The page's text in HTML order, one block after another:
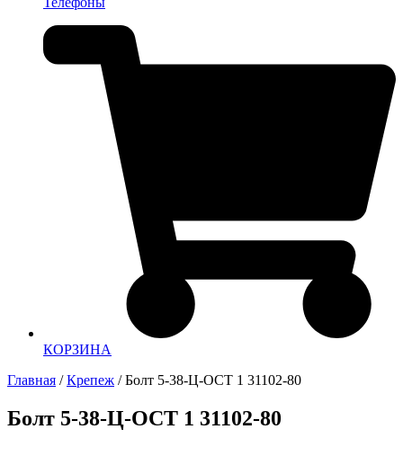
КОРЗИНА
Главная /Крепеж / Болт 5-38-Ц-ОСТ 1 31102-80
Болт 5-38-Ц-ОСТ 1 31102-80